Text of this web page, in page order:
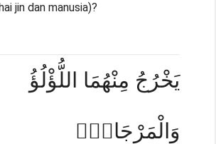
jin dan manusia)?
يَخْرُجُ مِنْهُمَا اللُّؤْلُؤُ
وَالْمَرْجَانُۚ